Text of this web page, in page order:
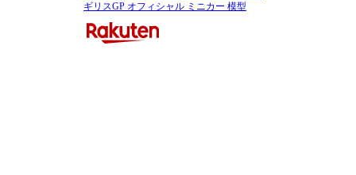
ギリスGP オフィシャル ミニカー 模型